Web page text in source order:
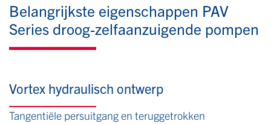
Belangrijkste eigenschappen PAV
Series droog-zelfaanzuigende pompen
Vortex hydraulisch ontwerp
Tangentiële persuitgang en teruggetrokken